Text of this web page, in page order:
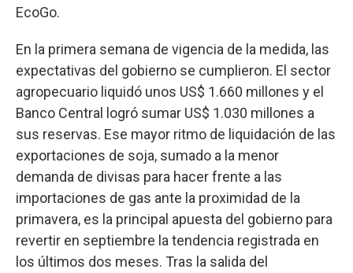
EcoGo.
En la primera semana de vigencia de la medida, las
expectativas del gobierno se cumplieron. El sector
agropecuario liquidó unos US$ 1.660 millones y el
Banco Central logró sumar US$ 1.030 millones a
sus reservas. Ese mayor ritmo de liquidación de las
exportaciones de soja, sumado a la menor
demanda de divisas para hacer frente a las
importaciones de gas ante la proximidad de la
primavera, es la principal apuesta del gobierno para
revertir en septiembre la tendencia registrada en
los últimos dos meses. Tras la salida del